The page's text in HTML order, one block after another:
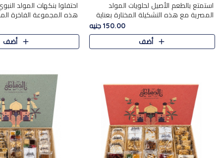
استمتع بالطعم الأصيل لحلويات المولد
المصرية مع هذه التشكيلة المختارة بعناية
من 9 قطع. تتضمن التشكيلة جوزرية مع
فول،ملبان سادة، ملبان
150.00 جنيه
أضف
احتفلوا بنكهات المولد
قطعة، والتي تم اختيارها
تشكيلة واسعة من الحلويات
المفضلة. تشمل المجموعة
أضف